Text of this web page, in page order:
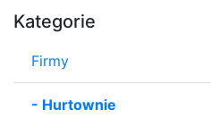
Kategorie
Firmy
- Hurtownie